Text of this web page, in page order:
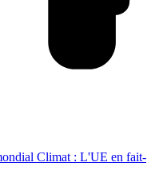
Climat : L'UE en fait-